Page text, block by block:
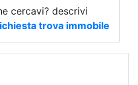
cercavi? descrivi
trova immobile